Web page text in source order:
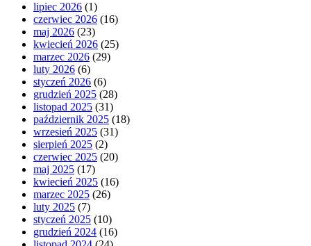
lipiec 2026 (1)
czerwiec 2026 (16)
maj 2026 (23)
kwiecień 2026 (25)
marzec 2026 (29)
luty 2026 (6)
styczeń 2026 (6)
grudzień 2025 (28)
listopad 2025 (31)
październik 2025 (18)
wrzesień 2025 (31)
sierpień 2025 (2)
czerwiec 2025 (20)
maj 2025 (17)
kwiecień 2025 (16)
marzec 2025 (26)
luty 2025 (7)
styczeń 2025 (10)
grudzień 2024 (16)